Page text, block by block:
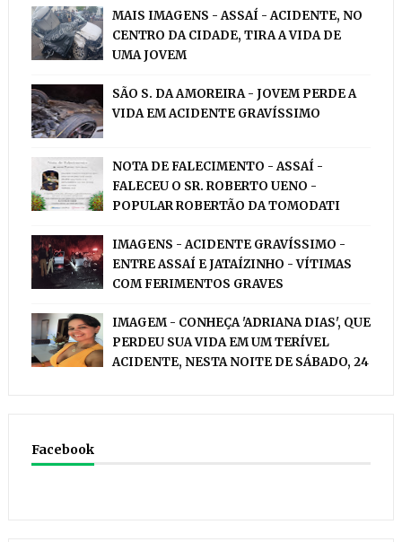
MAIS IMAGENS - ASSAÍ - ACIDENTE, NO
CENTRO DA CIDADE, TIRA A VIDA DE
UMA JOVEM
SÃO S. DA AMOREIRA - JOVEM PERDE A
VIDA EM ACIDENTE GRAVÍSSIMO
NOTA DE FALECIMENTO - ASSAÍ -
FALECEU O SR. ROBERTO UENO -
POPULAR ROBERTÃO DA TOMODATI
IMAGENS - ACIDENTE GRAVÍSSIMO -
ENTRE ASSAÍ E JATAÍZINHO - VÍTIMAS
COM FERIMENTOS GRAVES
IMAGEM - CONHEÇA 'ADRIANA DIAS', QUE
PERDEU SUA VIDA EM UM TERÍVEL
ACIDENTE, NESTA NOITE DE SÁBADO, 24
Facebook